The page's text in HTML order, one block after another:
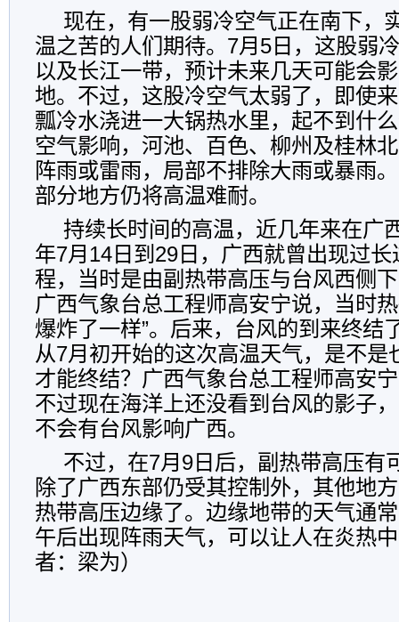
现在，有一股弱冷空气正在南下，
温之苦的人们期待。7月5日，这股弱
以及长江一带，预计未来几天可能会
地。不过，这股冷空气太弱了，即使
瓢冷水浇进一大锅热水里，起不到什
空气影响，河池、百色、柳州及桂林
阵雨或雷雨，局部不排除大雨或暴雨
部分地方仍将高温难耐。
持续长时间的高温，近几年来在广
年7月14日到29日，广西就曾出现过
程，当时是由副热带高压与台风西侧
广西气象台总工程师高安宁说，当时
爆炸了一样”。后来，台风的到来终结
从7月初开始的这次高温天气，是不是
才能终结？广西气象台总工程师高安
不过现在海洋上还没看到台风的影子
不会有台风影响广西。
不过，在7月9日后，副热带高压有
除了广西东部仍受其控制外，其他地
热带高压边缘了。边缘地带的天气通
午后出现阵雨天气，可以让人在炎热
者：梁为）